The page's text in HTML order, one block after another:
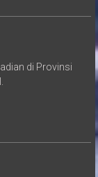
di Provinsi